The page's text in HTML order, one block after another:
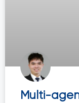
Multi-